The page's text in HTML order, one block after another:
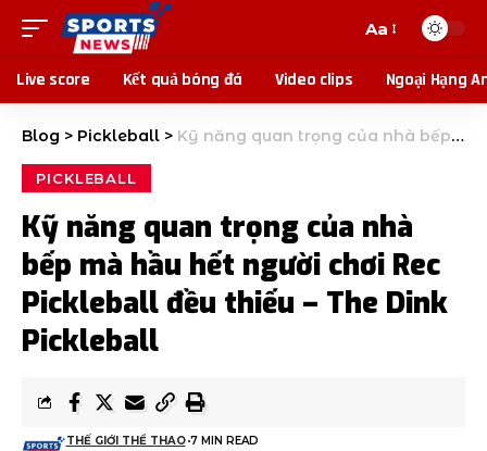
Aa
Live score Kết quả bóng đá Video clips Ngoại Hạng
Blog > Pickleball > Kỹ năng quan trọng của nhà bếp mà hầu hết người chơi Rec Pickleball đều thiếu – The Dink Pickleball
PICKLEBALL
Kỹ năng quan trọng của nhà
bếp mà hầu hết người chơi Rec
Pickleball đều thiếu – The Dink
Pickleball
THẾ GIỚI THỂ THAO 7 MIN READ